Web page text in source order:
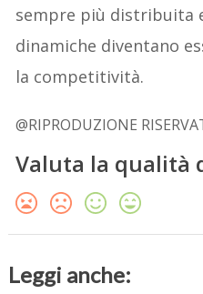
sempre più distribuita
dinamiche diventano
la competitività.
@RIPRODUZIONE
Valuta la qualità
Leggi anche: